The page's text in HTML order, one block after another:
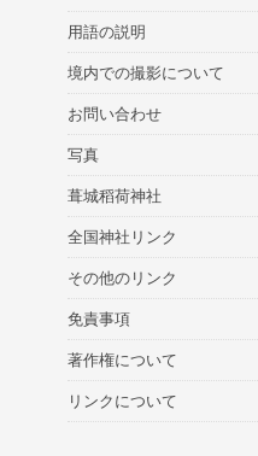
用語の説明
境内での撮影について
お問い合わせ
写真
葺城稻荷神社
全国神社リンク
その他のリンク
免責事項
著作権について
リンクについて